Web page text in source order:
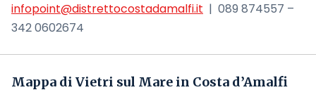
infopoint@distrettocostadamalfi.it | 089 874557 –
342 0602674
Mappa di Vietri sul Mare in Costa d’Amalfi